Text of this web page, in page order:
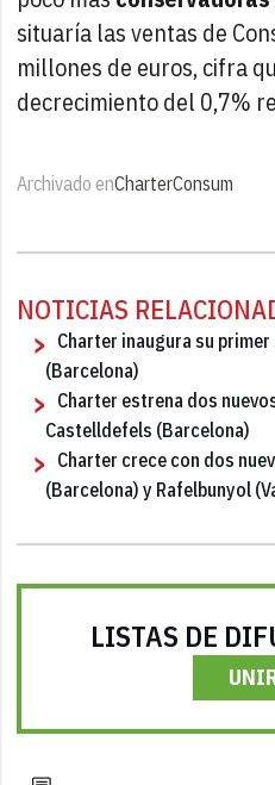
situaría las ventas de
millones de euros, cifra
decrecimiento del 0,7%
Archivado enCharterConsum
NOTICIAS
Charter inaugura su
(Barcelona)
Charter estrena dos
Castelldefels (Barcelona)
Charter crece con dos
(Barcelona) y Rafelbunyol
LISTAS DE